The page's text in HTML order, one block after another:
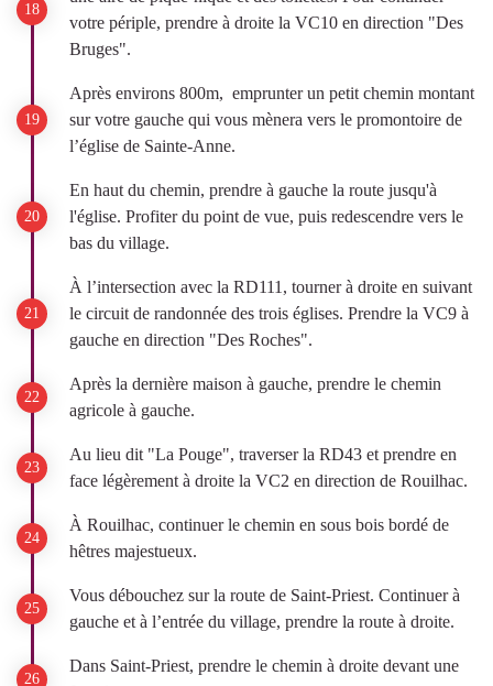
votre périple, prendre à droite la VC10 en direction "Des
Bruges".
Après environs 800m, emprunter un petit chemin montant
sur votre gauche qui vous mènera vers le promontoire de
l’église de Sainte-Anne.
En haut du chemin, prendre à gauche la route jusqu'à
l'église. Profiter du point de vue, puis redescendre vers le
bas du village.
À l’intersection avec la RD111, tourner à droite en suivant
le circuit de randonnée des trois églises. Prendre la VC9 à
gauche en direction "Des Roches".
Après la dernière maison à gauche, prendre le chemin
agricole à gauche.
Au lieu dit "La Pouge", traverser la RD43 et prendre en
face légèrement à droite la VC2 en direction de Rouilhac.
À Rouilhac, continuer le chemin en sous bois bordé de
hêtres majestueux.
Vous débouchez sur la route de Saint-Priest. Continuer à
gauche et à l’entrée du village, prendre la route à droite.
Dans Saint-Priest, prendre le chemin à droite devant une